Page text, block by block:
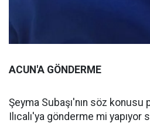
ACUN'A GÖNDERME
Şeyma Subaşı'nın söz konusu
Ilıcalı'ya gönderme mi yapıyor